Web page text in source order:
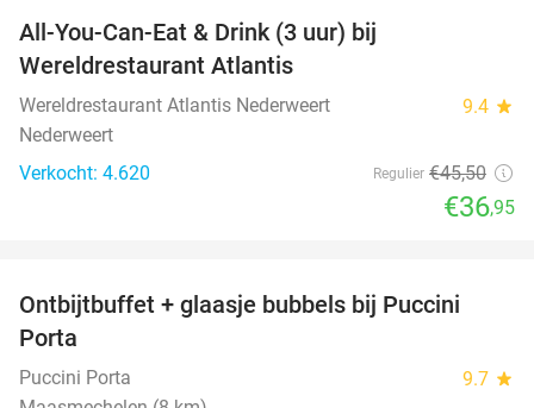
All-You-Can-Eat & Drink (3 uur) bij
Wereldrestaurant Atlantis
Wereldrestaurant Atlantis Nederweert 9.4 star
Nederweert
Verkocht: 4.620
Regulier €45,50
€36,95
Ontbijtbuffet + glaasje bubbels bij Puccini
Porta
Puccini Porta 9.7 star